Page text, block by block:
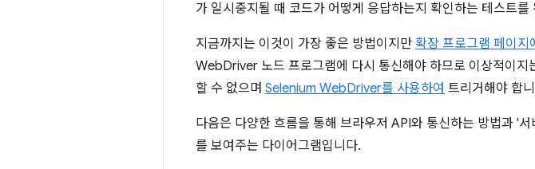
가 일시중지될 때 코드가 어떻게 응답하는지 확인하는 테스트를
지금까지는 이것이 가장 좋은 방법이지만 확장 프로그램 페이
WebDriver 노드 프로그램에 다시 통신해야 하므로 이상적이
할 수 없으며 Selenium WebDriver를 사용하여 트리거해야 합
다음은 다양한 흐름을 통해 브라우저 API와 통신하는 방법과 '
를 보여주는 다이어그램입니다.